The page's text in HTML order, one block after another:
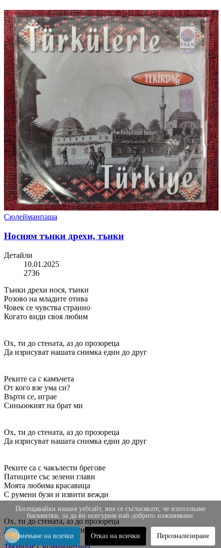
Сюлейманпаша
Носиям тънки дрехи, тънки
Детайли
10.01.2025
2736
Тънки дрехи нося, тънки
Розово на младите отива
Човек се чувства странно
Когато види своя любим
Ох, ти до стената, аз до прозореца
Да изрисуват нашата снимка един до друг
Реките са с камъчета
От кого взе ума си?
Върти се, играе
Синьоокият на брат ми
Ох, ти до стената, аз до прозореца
Да изрисуват нашата снимка един до друг
Реките са с чакълести брегове
Патиците със зелени глави
Моята любима красавица
С румени бузи и извити вежди
Ох, ти до стената, аз до прозореца
Да изрисуват нашата снимка един до друг
Посещавайки нашия уебсайт, вие се съгласявате, че използваме
бисквитки, за да ви осигурим най-доброто изживяване.
Приемане на всички Отказ на всички Персонализиране